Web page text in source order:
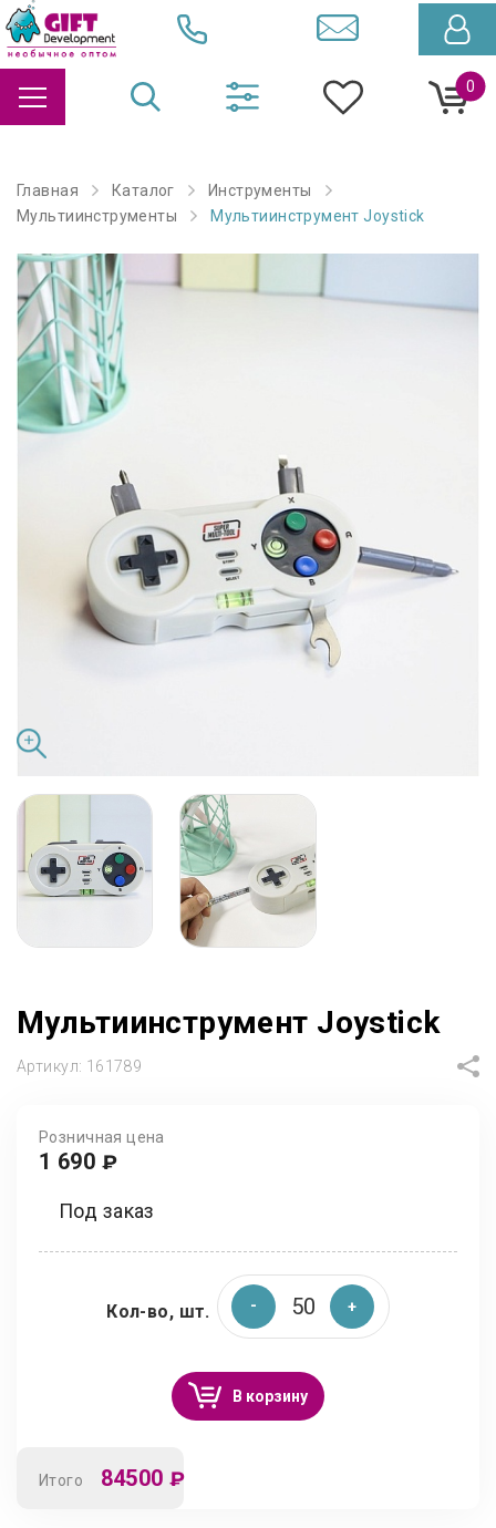
0
Главная Каталог
Инструменты
Мультиинструменты
Мультиинструмент Joystick
Мультиинструмент Joystick
Артикул: 161789
Розничная цена
1 690 ₽
Под заказ
Кол-во, шт.
В корзину
Итого 84500 ₽